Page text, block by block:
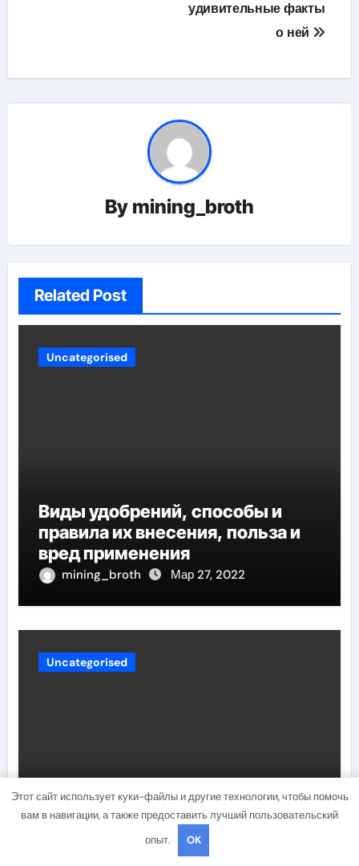
удивительные факты
о ней
By mining_broth
Related Post
Uncategorised
Виды удобрений, способы и
правила их внесения, польза и
вред применения
mining_broth Мар 27, 2022
Uncategorised
Жизнь и карьера актера Шайа
Лабафа — его биография,
фильмография и личная жизнь
Этот сайт использует куки-файлы и другие технологии, чтобы помочь
вам в навигации, а также предоставить лучший пользовательский
опыт.
OK